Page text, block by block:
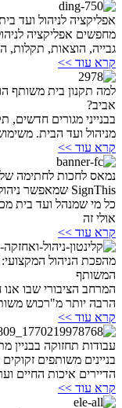
אפליקציה לניהול ועד
מחפשים אפליקציה
גבייה, הוצאות, תקלות,
קרא עוד >>
למה תקנון בית משותף
אביב?
בבנייני מגורים
מניהול ועד הבית.
קרא עוד >>
נמאס לחכות לחתימה
SignThis שמאפשר ניהול חתימות קל ופשוט של דיירי הבניין.
כל מי שמנהל ועד בית
אולי זה
קרא עוד >>
מהפכת הניהול
המשותף
המרחב הציבורי שבו
הרבה יותר מ"רכוש
קרא עוד >>
עבודות תחזוקה בבניין
בניינים משותפים
הדיירים איכות החיים
קרא עוד >>